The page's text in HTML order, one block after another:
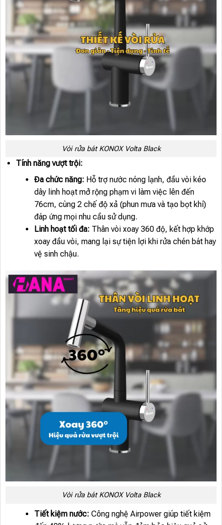
Vòi rửa bát KONOX Volta Black
Tính năng vượt trội:
Đa chức năng: Hỗ trợ nước nóng lạnh, đầu vòi kéo
dây linh hoạt mở rộng phạm vi làm việc lên đến
76cm, cùng 2 chế độ xả (phun mưa và tạo bọt khí)
đáp ứng mọi nhu cầu sử dụng.
Linh hoạt tối đa: Thân vòi xoay 360 độ, kết hợp khớp
xoay đầu vòi, mang lại sự tiện lợi khi rửa chén bát hay
vệ sinh chậu.
Vòi rửa bát KONOX Volta Black
Tiết kiệm nước: Công nghệ Airpower giúp tiết kiệm